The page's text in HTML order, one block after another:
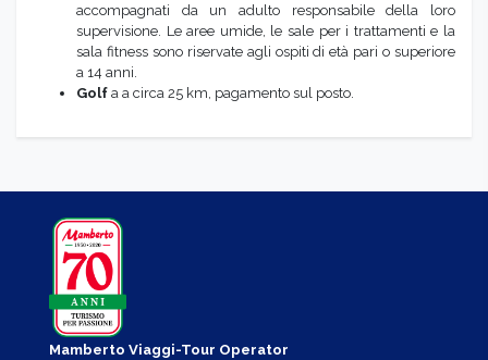
accompagnati da un adulto responsabile della loro
supervisione. Le aree umide, le sale per i trattamenti e la
sala fitness sono riservate agli ospiti di età pari o superiore
a 14 anni.
Golf a a circa 25 km, pagamento sul posto.
Mamberto Viaggi-Tour Operator